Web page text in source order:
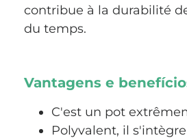
contribue à la durabilité
du temps.
Vantagens e
C'est un pot
Polyvalent, il